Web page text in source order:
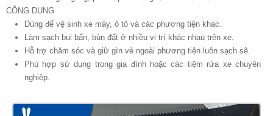
CÔNG DỤNG
Dùng để vệ sinh xe máy, ô tô và các phương tiện khác.
Làm sạch bụi bẩn, bùn đất ở nhiều vị trí khác nhau trên xe.
Hỗ trợ chăm sóc và giữ gìn vẻ ngoài phương tiện luôn sạch sẽ.
Phù hợp sử dụng trong gia đình hoặc các tiệm rửa xe chuyên
nghiệp.